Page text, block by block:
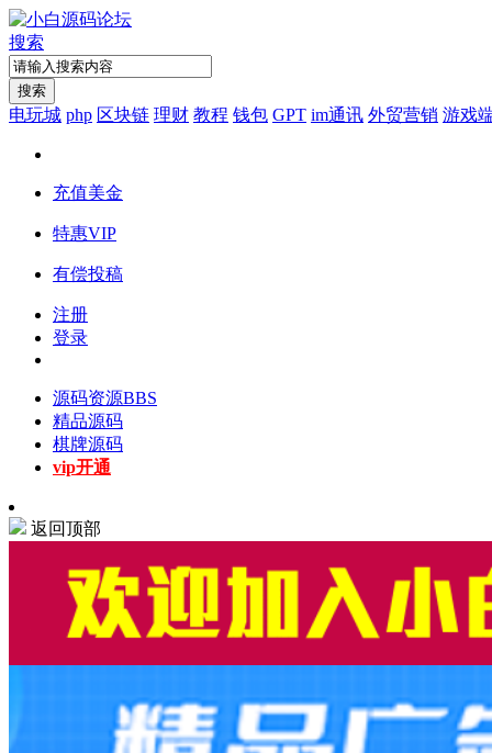
搜索
搜索
电玩城 php 区块链 理财 教程 钱包 GPT im通讯 外贸营销 游戏
充值美金
特惠VIP
有偿投稿
注册
登录
源码资源BBS
精品源码
棋牌源码
vip开通
返回顶部